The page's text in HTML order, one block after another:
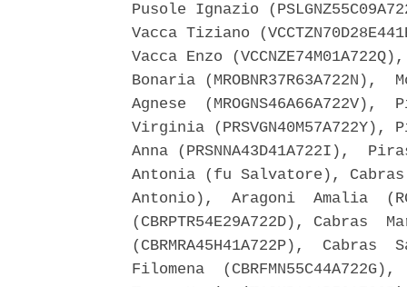
Pusole Ignazio
Vacca Tiziano
Vacca Enzo
Bonaria (MROBNR37R63A722N),
Agnese
Virginia (PRSVGN40M57A722Y),
Anna (PRSNNA43D41A722I),
Antonia (fu Salvatore),
Antonio),  Aragoni  Amalia
(CBRPTR54E29A722D), Cabras
(CBRMRA45H41A722P),  Cabras
Filomena